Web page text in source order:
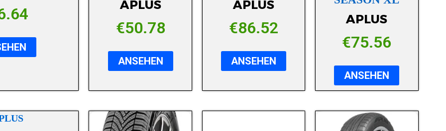
APLUS
€50.78
ANSEHEN
APLUS
€86.52
ANSEHEN
APLUS
€75.56
ANSEHEN